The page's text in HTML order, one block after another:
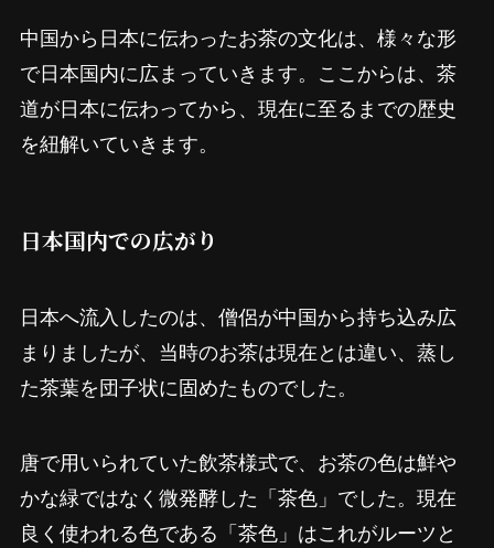
中国から日本に伝わったお茶の文化は、様々な形
で日本国内に広まっていきます。ここからは、茶
道が日本に伝わってから、現在に至るまでの歴史
を紐解いていきます。
日本国内での広がり
日本へ流入したのは、僧侶が中国から持ち込み広
まりましたが、当時のお茶は現在とは違い、蒸し
た茶葉を団子状に固めたものでした。
唐で用いられていた飲茶様式で、お茶の色は鮮や
かな緑ではなく微発酵した「茶色」でした。現在
良く使われる色である「茶色」はこれがルーツと